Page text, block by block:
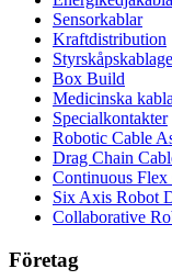
Sensorkablar
Kraftdistribution
Styrskåpskablage
Box Build
Medicinska
Specialkontakter
Robotic Cable
Drag Chain
Continuous
Six Axis Robot
Collaborative
Företag